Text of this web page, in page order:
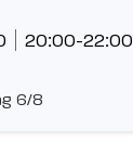
20:00-22:00
6/8